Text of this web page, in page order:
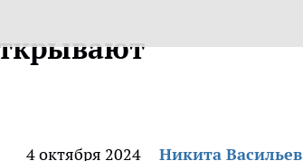
4 октября 2024 Никита Васильев